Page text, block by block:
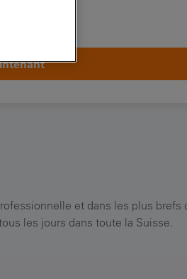
et dans les plus brefs
les jours dans toute la Suisse.